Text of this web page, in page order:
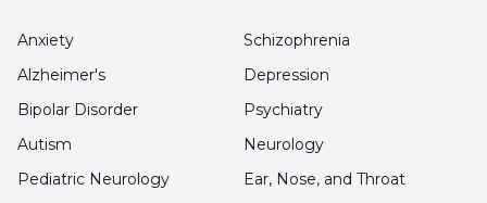
Anxiety
Alzheimer's
Bipolar Disorder
Autism
Pediatric Neurology
Schizophrenia
Depression
Psychiatry
Neurology
Ear, Nose, and Throat